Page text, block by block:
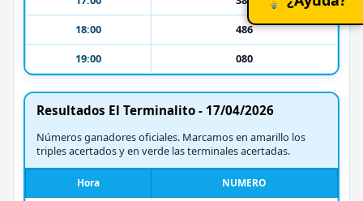
18:00
486
19:00
080
Resultados El Terminalito - 17/04/2026
Números ganadores oficiales. Marcamos en amarillo los
triples acertados y en verde las terminales acertadas.
Hora NUMERO